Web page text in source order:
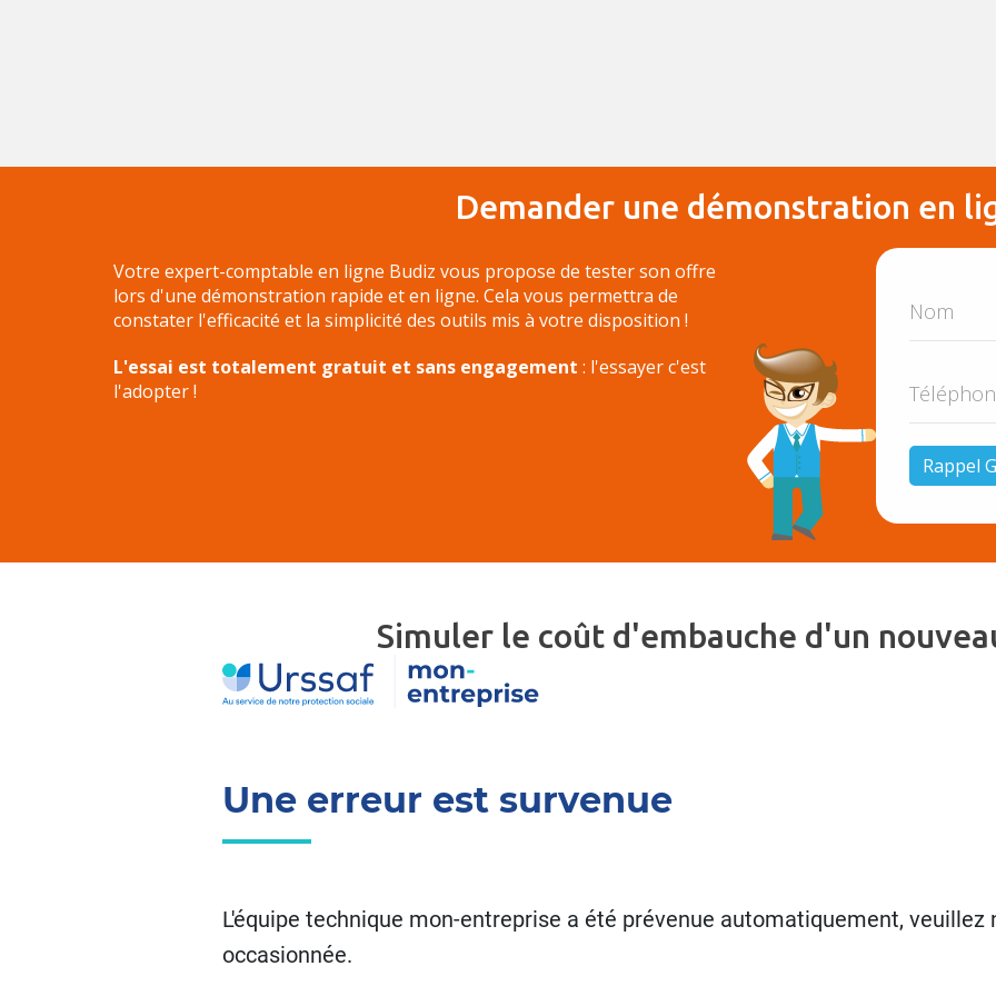
Demander une démonstration en
Votre expert-comptable en ligne Budiz vous propose de tester son offre
lors d'une démonstration rapide et en ligne. Cela vous permettra de
constater l'efficacité et la simplicité des outils mis à votre disposition !
L'essai est totalement gratuit et sans engagement : l'essayer c'est
l'adopter !
Simuler le coût d'embauche d'un